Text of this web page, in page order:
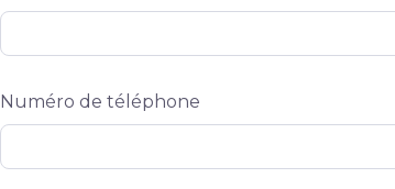
Numéro de téléphone